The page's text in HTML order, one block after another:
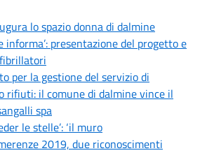
lo spazio donna di dalmine
informa’: presentazione del progetto e
per la gestione del servizio di
rifiuti: il comune di dalmine vince il
spa
le stelle’: ‘il muro
2019, due riconoscimenti